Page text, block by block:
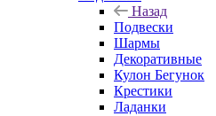
Назад
Подвески
Шармы
Декоративные
Кулон Бегунок
Крестики
Ладанки